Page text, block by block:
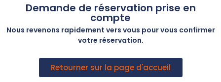
Demande de réservation prise en
compte
Nous revenons rapidement vers vous pour vous confirmer
votre réservation.
Retourner sur la page d'accueil